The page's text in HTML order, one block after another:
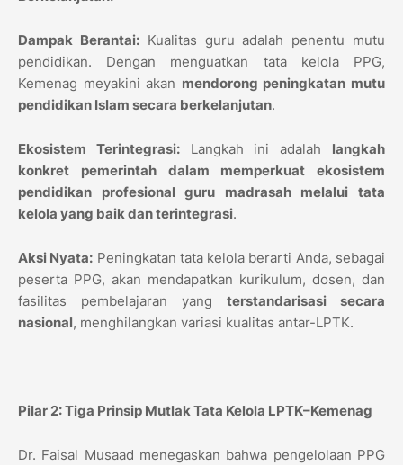
Dampak Berantai:Kualitas guru adalah penentu mutu
pendidikan. Dengan menguatkan tata kelola PPG,
Kemenag meyakini akan mendorong peningkatan mutu
pendidikan Islam secara berkelanjutan.
Ekosistem Terintegrasi:Langkah ini adalah langkah
konkret pemerintah dalam memperkuat ekosistem
pendidikan profesional guru madrasah melalui tata
kelola yang baik dan terintegrasi.
Aksi Nyata: Peningkatan tata kelola berarti Anda, sebagai
peserta PPG, akan mendapatkan kurikulum, dosen, dan
fasilitas pembelajaran yang terstandarisasi secara
nasional, menghilangkan variasi kualitas antar-LPTK.
Pilar 2: Tiga Prinsip Mutlak Tata Kelola LPTK–Kemenag
Dr. Faisal Musaad menegaskan bahwa pengelolaan PPG